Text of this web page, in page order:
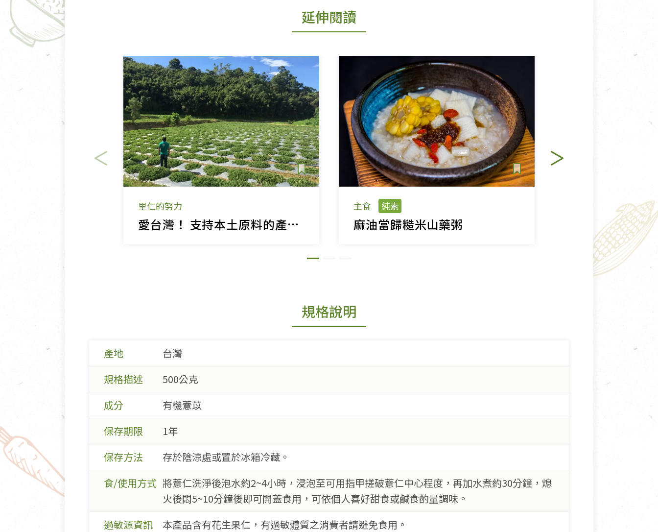
延伸閱讀
里仁的努力
愛台灣！ 支持本土原料的產品開發
主食 純素
麻油當歸糙米山藥粥 田裡傳來的雜
規格說明
產地
台灣
規格描述
500公克
成分
有機薏苡
保存期限
1年
保存方法
存於陰涼處或置於冰箱冷藏。
食/使用方式 將薏仁洗淨後泡水約2~4小時，浸泡至可用指甲搓破薏仁中心程度，再加水煮約30分鐘，熄
火後悶5~10分鐘後即可開蓋食用，可依個人喜好甜食或鹹食酌量調味。
過敏源資訊
本產品含有花生果仁，有過敏體質之消費者請避免食用。